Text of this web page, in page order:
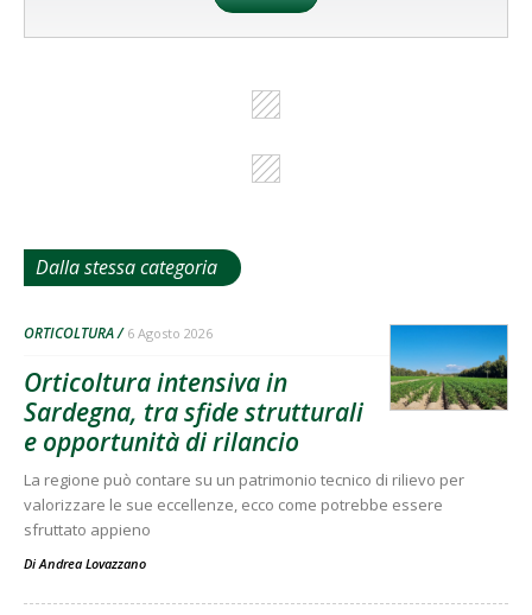
Dalla stessa categoria
ORTICOLTURA 6 Agosto 2026
Orticoltura intensiva in
Sardegna, tra sfide strutturali
e opportunità di rilancio
La regione può contare su un patrimonio tecnico di rilievo per
valorizzare le sue eccellenze, ecco come potrebbe essere
sfruttato appieno
DiAndrea Lovazzano